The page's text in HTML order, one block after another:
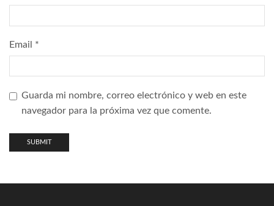
Email *
Guarda mi nombre, correo electrónico y web en este
navegador para la próxima vez que comente.